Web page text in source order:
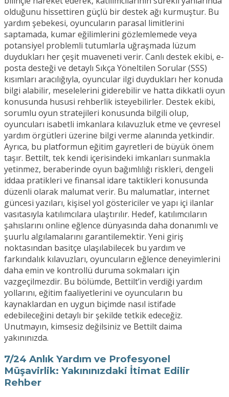
olduğunu hissettiren güçlü bir destek ağı kurmuştur. Bu
yardım şebekesi, oyuncuların parasal limitlerini
saptamada, kumar eğilimlerini gözlemlemede veya
potansiyel problemli tutumlarla uğraşmada lüzum
duydukları her çeşit muaveneti verir. Canlı destek ekibi, e-
posta desteği ve detaylı Sıkça Yöneltilen Sorular (SSS)
kısımları aracılığıyla, oyuncular ilgi duydukları her konuda
bilgi alabilir, meselelerini giderebilir ve hatta dikkatli oyun
konusunda hususi rehberlik isteyebilirler. Destek ekibi,
sorumlu oyun stratejileri konusunda bilgili olup,
oyuncuları isabetli imkanlara kılavuzluk etme ve çevresel
yardım örgütleri üzerine bilgi verme alanında yetkindir.
Ayrıca, bu platformun eğitim gayretleri de büyük önem
taşır. Bettilt, tek kendi içerisindeki imkanları sunmakla
yetinmez, beraberinde oyun bağımlılığı riskleri, dengeli
iddaa pratikleri ve finansal idare taktikleri konusunda
düzenli olarak malumat verir. Bu malumatlar, internet
güncesi yazıları, kişisel yol göstericiler ve yapı içi ilanlar
vasıtasıyla katılımcılara ulaştırılır. Hedef, katılımcıların
şahıslarını online eğlence dünyasında daha donanımlı ve
şuurlu algılamalarını garantilemektir. Yeni giriş
noktasından basitçe ulaşılabilecek bu yardım ve
farkındalık kılavuzları, oyuncuların eğlence deneyimlerini
daha emin ve kontrollü duruma sokmaları için
vazgeçilmezdir. Bu bölümde, Bettilt’in verdiği yardım
yollarını, eğitim faaliyetlerini ve oyuncuların bu
kaynaklardan en uygun biçimde nasıl istifade
edebileceğini detaylı bir şekilde tetkik edeceğiz.
Unutmayın, kimsesiz değilsiniz ve Bettilt daima
yakınınızda.
7/24 Anlık Yardım ve Profesyonel
Müşavirlik: Yakınınızdaki İtimat Edilir
Rehber